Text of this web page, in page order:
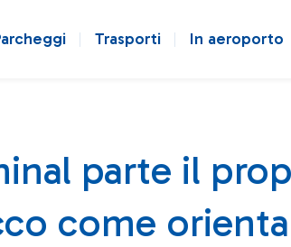
Trasporti In aeroporto
parte il
come